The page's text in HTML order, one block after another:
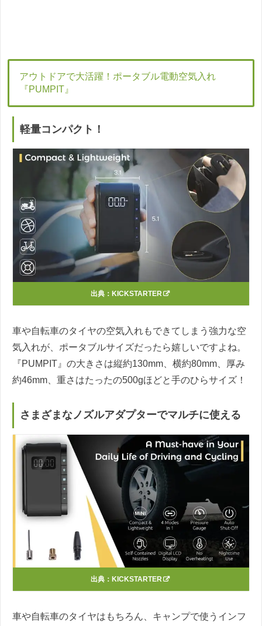
アウトドアで大活躍！ポータブル電動空気入れ
『PUMPIT』
軽量コンパクト！
出典： KICKSTARTER
車や自転車のタイヤの空気入れもできてしまう強力な空
気入れが、ポータブルサイズだったら嬉しいですよね。
『PUMPIT』の大きさは縦約130mm、横約80mm、厚み
約46mm、重さはたったの500gほどと手のひらサイズ！
さまざまなノズルアダプターでマルチに使える
出典： KICKSTARTER
車や自転車のタイヤはもちろん、キャンプで使うインフ